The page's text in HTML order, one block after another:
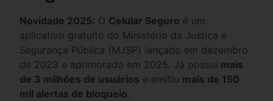
Novidade 2025: O Celular Seguro é um
aplicativo gratuito do Ministério da Justiça e
Segurança Pública (MJSP) lançado em dezembro
de 2023 e aprimorado em 2025. Já possui mais
de 3 milhões de usuários e emitiu mais de 150
mil alertas de bloqueio.